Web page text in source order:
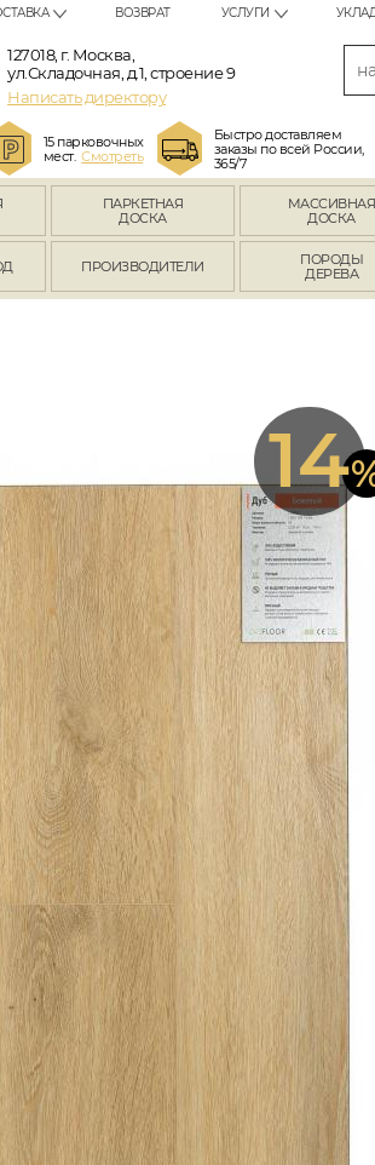
ВОЗВРАТ УСЛУГИ
127018, г. Москва,
ул.Складочная, д.1, строение 9
Написать директору
15 парковочных
мест.Смотреть
Быстро доставляем
заказы по всей России,
365/7
ПАРКЕТНАЯ
ДОСКА
МАССИВНАЯ
ДОСКА
ПРОИЗВОДИТЕЛИ
ПОРОДЫ
ДЕРЕВА
14